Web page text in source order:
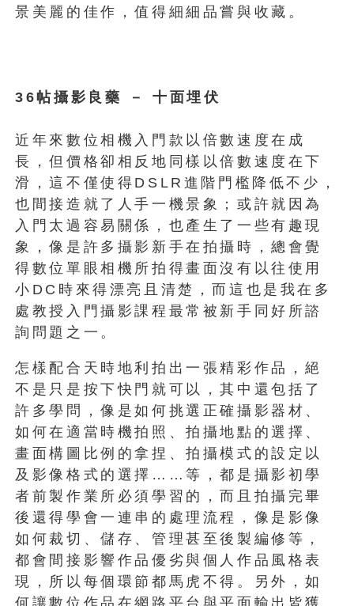
景美麗的佳作，值得細細品嘗與收藏。
36帖攝影良藥 － 十面埋伏
近年來數位相機入門款以倍數速度在成
長，但價格卻相反地同樣以倍數速度在下
滑，這不僅使得DSLR進階門檻降低不少，
也間接造就了人手一機景象；或許就因為
入門太過容易關係，也產生了一些有趣現
象，像是許多攝影新手在拍攝時，總會覺
得數位單眼相機所拍得畫面沒有以往使用
小DC時來得漂亮且清楚，而這也是我在多
處教授入門攝影課程最常被新手同好所諮
詢問題之一。
怎樣配合天時地利拍出一張精彩作品，絕
不是只是按下快門就可以，其中還包括了
許多學問，像是如何挑選正確攝影器材、
如何在適當時機拍照、拍攝地點的選擇、
畫面構圖比例的拿捏、拍攝模式的設定以
及影像格式的選擇……等，都是攝影初學
者前製作業所必須學習的，而且拍攝完畢
後還得學會一連串的處理流程，像是影像
如何裁切、儲存、管理甚至後製編修等，
都會間接影響作品優劣與個人作品風格表
現，所以每個環節都馬虎不得。另外，如